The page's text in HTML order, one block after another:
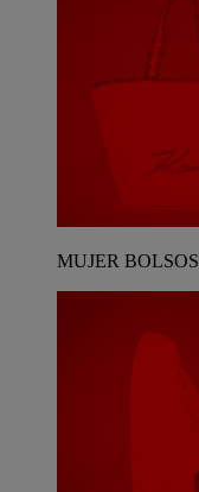
MUJER BOLSOS